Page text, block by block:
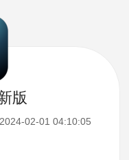
版
2024-02-01 04:10:05